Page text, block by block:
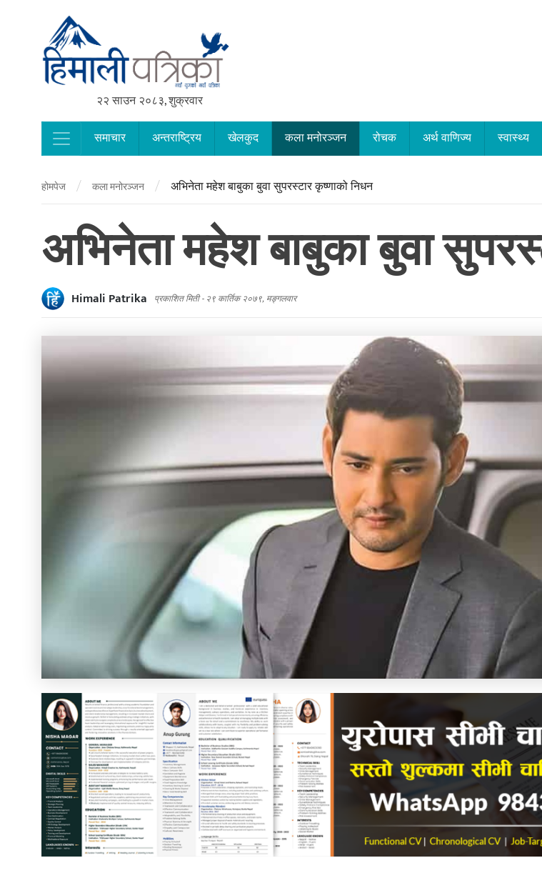
२२ साउन २०८३, शुक्रवार
Main Navigation
समाचार अन्तराष्ट्रिय खेलकुद कला मनोरञ्जन रोचक अर्थ वाणिज्य स्वास्थ्य
होमपेज / कला मनोरञ्जन / अभिनेता महेश बाबुका बुवा सुपरस्टार कृष्णाको निधन
अभिनेता महेश बाबुका बुवा
Himali Patrika प्रकाशित मिती - २९ कार्तिक २०७९, मङ्गलवार